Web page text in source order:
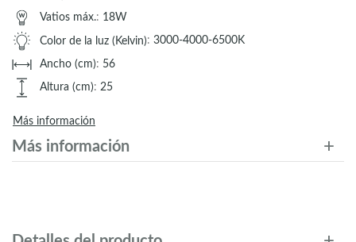
Vatios máx.: 18W
Color de la luz (Kelvin): 3000-4000-6500K
Ancho (cm): 56
Altura (cm): 25
Más información
Más información